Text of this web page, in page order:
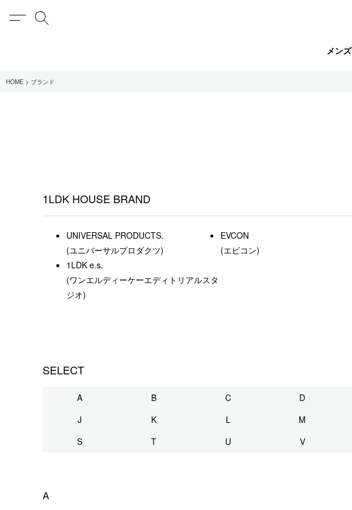
MENU
メンズ
HOME ブランド
1LDK HOUSE BRAND
UNIVERSAL PRODUCTS.
(ユニバーサルプロダクツ)
EVCON
(エビコン)
1LDK e.s.
(ワンエルディーケーエディトリアルスタ
ジオ)
SELECT
A B C D
J
K L M
S
T U V
A